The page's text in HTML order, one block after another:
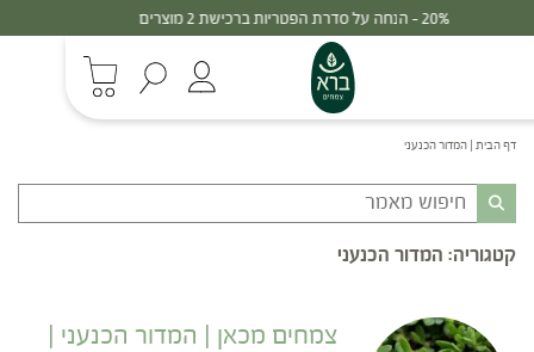
30% - הנחה על סדרת הפטריות ברכישת 3 מוצרים
דף הבית | המדור הכנעני
קטגוריה: המדור הכנעני
צמחים מכאן | המדור הכנעני |